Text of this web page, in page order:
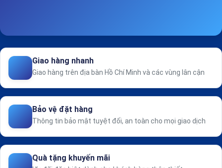
Giao hàng nhanh
Giao hàng trên địa bàn Hồ Chí Minh và các vùng lân cận
Bảo vệ đặt hàng
Thông tin bảo mật tuyệt đối, an toàn cho mọi giao dịch
Quà tặng khuyến mãi